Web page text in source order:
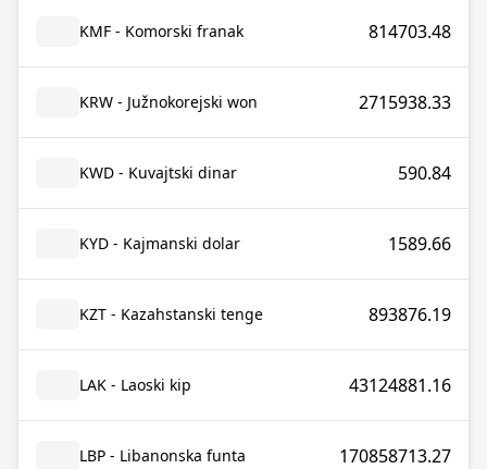
KMF - Komorski franak 814703.48
KRW - Južnokorejski won 2715938.33
KWD - Kuvajtski dinar 590.84
KYD - Kajmanski dolar 1589.66
KZT - Kazahstanski tenge 893876.19
LAK - Laoski kip 43124881.16
LBP - Libanonska funta 170858713.27